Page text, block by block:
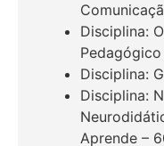
Disciplina:
Disciplina:
Disciplina:
Aprende –